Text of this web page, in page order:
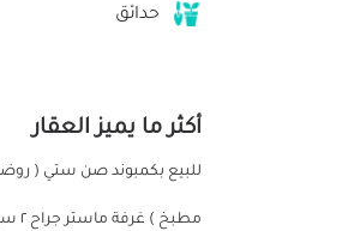
حدائق
أكثر ما يميز العقار
مطبخ ) غرفة ماستر جراح ٢ سيارة عداد كهرباء وغاز ( بعد التشطيب) تنازل ونقل ملكية ٢٥ الف للتواصل م/ تامر عامر 01000920930